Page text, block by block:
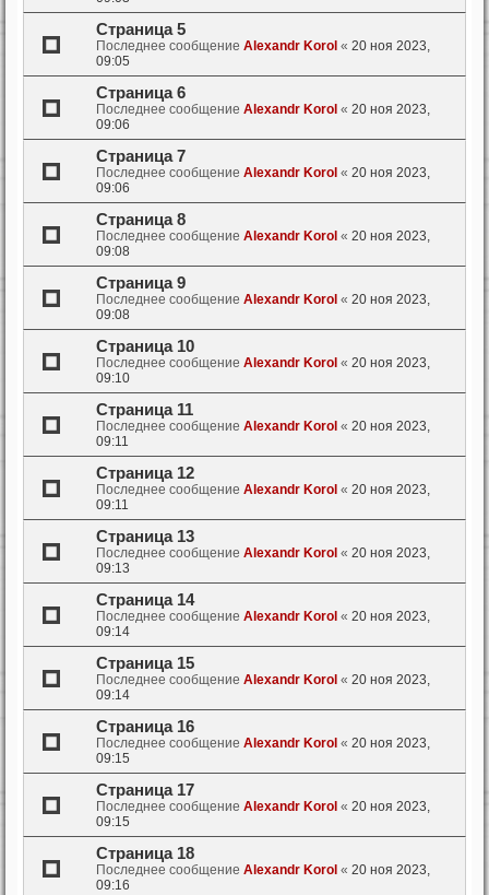
Страница 5
Последнее сообщение Alexandr Korol « 20 ноя 2023,
09:05
Страница 6
Последнее сообщение Alexandr Korol « 20 ноя 2023,
09:06
Страница 7
Последнее сообщение Alexandr Korol « 20 ноя 2023,
09:06
Страница 8
Последнее сообщение Alexandr Korol « 20 ноя 2023,
09:08
Страница 9
Последнее сообщение Alexandr Korol « 20 ноя 2023,
09:08
Страница 10
Последнее сообщение Alexandr Korol « 20 ноя 2023,
09:10
Страница 11
Последнее сообщение Alexandr Korol « 20 ноя 2023,
09:11
Страница 12
Последнее сообщение Alexandr Korol « 20 ноя 2023,
09:11
Страница 13
Последнее сообщение Alexandr Korol « 20 ноя 2023,
09:13
Страница 14
Последнее сообщение Alexandr Korol « 20 ноя 2023,
09:14
Страница 15
Последнее сообщение Alexandr Korol « 20 ноя 2023,
09:14
Страница 16
Последнее сообщение Alexandr Korol « 20 ноя 2023,
09:15
Страница 17
Последнее сообщение Alexandr Korol « 20 ноя 2023,
09:15
Страница 18
Последнее сообщение Alexandr Korol « 20 ноя 2023,
09:16